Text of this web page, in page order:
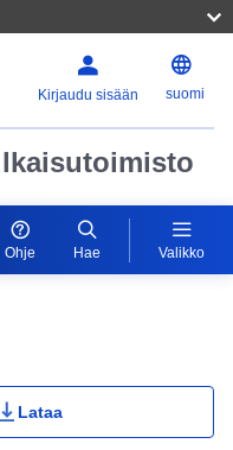
Kirjaudu sisään suomi
Ohje Hae Valikko
Portlet
Lataa